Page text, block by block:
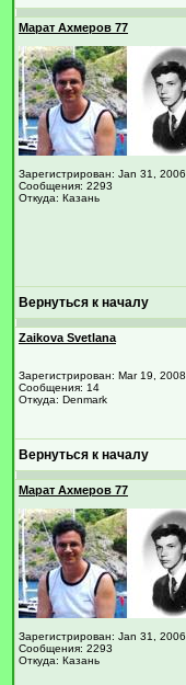
Марат Ахмеров 77
Зарегистрирован: Jan 31, 2006
Сообщения: 2293
Откуда: Казань
Вернуться к началу
Zaikova Svetlana
Зарегистрирован: Mar 19, 2008
Сообщения: 14
Откуда: Denmark
Вернуться к началу
Марат Ахмеров 77
Зарегистрирован: Jan 31, 2006
Сообщения: 2293
Откуда: Казань